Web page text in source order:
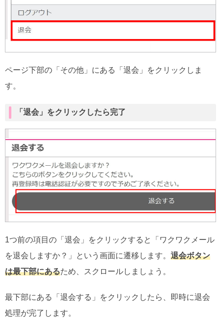
ページ下部の「その他」にある「退会」をクリックしま
す。
「退会」をクリックしたら完了
1つ前の項目の「退会」をクリックすると「ワクワクメール
を退会しますか？」という画面に遷移します。 退会ボタン
は最下部にあるため、スクロールしましょう。
最下部にある「退会する」をクリックしたら、即時に退会
処理が完了します。